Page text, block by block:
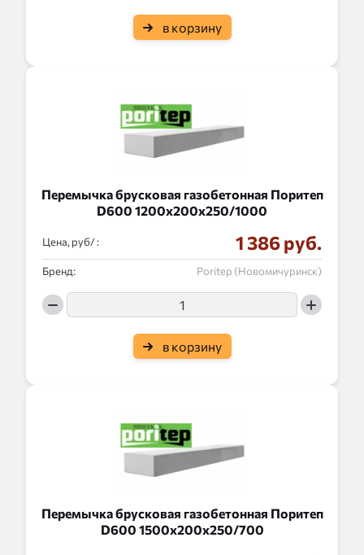
в корзину
Перемычка брусковая газобетонная Поритеп
D600 1200x200x250/1000
Цена, руб/ : 1 386 руб.
Бренд: Poritep (Новомичуринск)
в корзину
Перемычка брусковая газобетонная Поритеп
D600 1500x200x250/700